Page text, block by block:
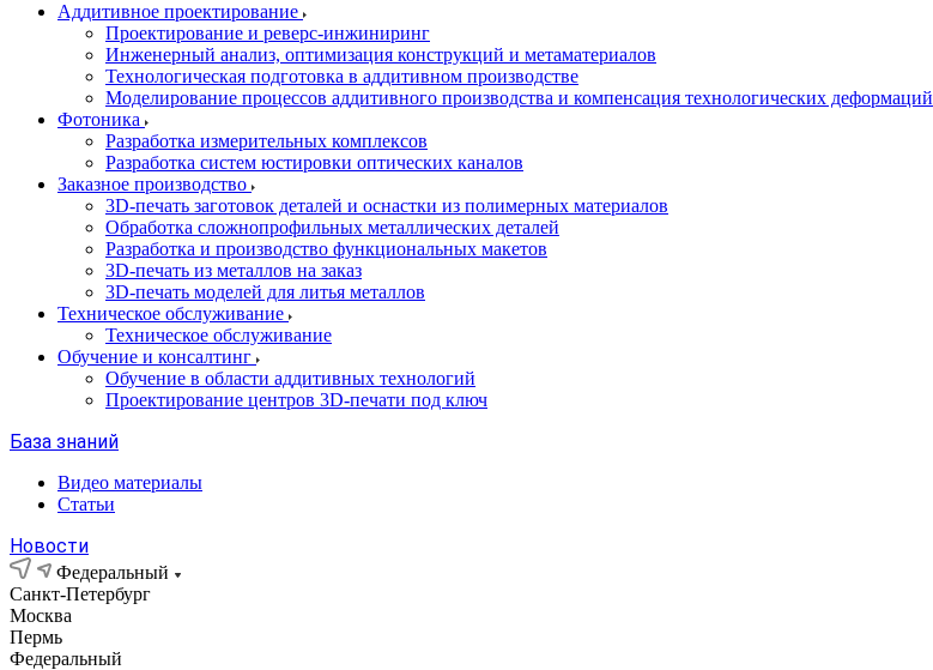
Аддитивное проектирование
Проектирование и реверс-инжиниринг
Инженерный анализ, оптимизация конструкций и метаматериалов
Технологическая подготовка в аддитивном производстве
Моделирование процессов аддитивного производства и компенсация технологических деформаций
Фотоника
Разработка измерительных комплексов
Разработка систем юстировки оптических каналов
Заказное производство
3D-печать заготовок деталей и оснастки из полимерных материалов
Обработка сложнопрофильных металлических деталей
Разработка и производство функциональных макетов
3D-печать из металлов на заказ
3D-печать моделей для литья металлов
Техническое обслуживание
Техническое обслуживание
Обучение и консалтинг
Обучение в области аддитивных технологий
Проектирование центров 3D-печати под ключ
База знаний
Видео материалы
Статьи
Новости
Федеральный
Санкт-Петербург
Москва
Пермь
Федеральный